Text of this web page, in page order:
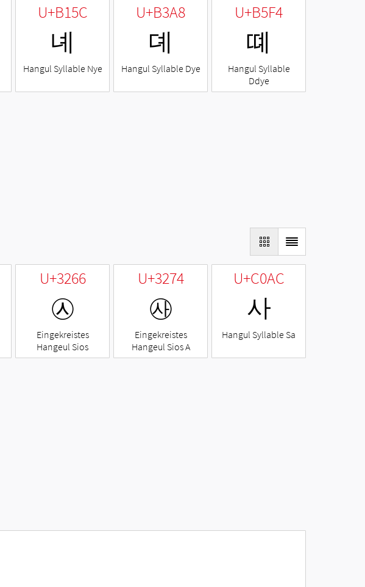
U+B15C
녜
Hangul Syllable Nye
U+B3A8
뎨
Hangul Syllable Dye
U+B5F4
뗴
Hangul Syllable
Ddye
U+3266
㉦
Eingekreistes
Hangeul Sios
U+3274
㉴
Eingekreistes
Hangeul Sios A
U+C0AC
사
Hangul Syllable Sa